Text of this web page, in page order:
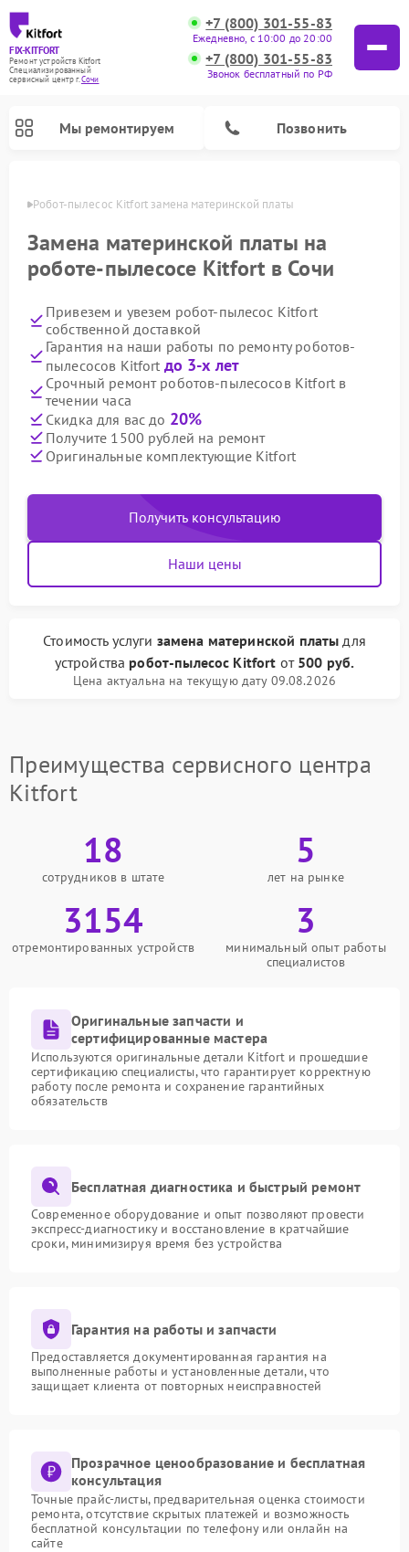
FIX-KITFORT
Ремонт устройств Kitfort
Специализированный
cервисный центр г.Сочи
+7 (800) 301-55-83
Ежедневно, с 10:00 до 20:00
+7 (800) 301-55-83
Звонок бесплатный по РФ
Мы ремонтируем Позвонить
Робот-пылесос Kitfort замена материнской платы
Замена материнской платы на
роботе-пылесосе Kitfort в Сочи
Привезем и увезем робот-пылесос Kitfort
собственной доставкой
Гарантия на наши работы по ремонту роботов-
пылесосов Kitfort до 3-х лет
Срочный ремонт роботов-пылесосов Kitfort в
течении часа
Скидка для вас до 20%
Получите 1500 рублей на ремонт
Оригинальные комплектующие Kitfort
Получить консультацию
Наши цены
Стоимость услуги замена материнской платы для
устройства робот-пылесос Kitfort от 500 руб.
Цена актуальна на текущую дату 09.08.2026
Преимущества сервисного центра
Kitfort
18
сотрудников в штате
5
лет на рынке
3154
отремонтированных устройств
3
минимальный опыт работы
специалистов
Оригинальные запчасти и
сертифицированные мастера
Используются оригинальные детали Kitfort и прошедшие
сертификацию специалисты, что гарантирует корректную
работу после ремонта и сохранение гарантийных
обязательств
Бесплатная диагностика и быстрый ремонт
Современное оборудование и опыт позволяют провести
экспресс-диагностику и восстановление в кратчайшие
сроки, минимизируя время без устройства
Гарантия на работы и запчасти
Предоставляется документированная гарантия на
выполненные работы и установленные детали, что
защищает клиента от повторных неисправностей
Прозрачное ценообразование и бесплатная
консультация
Точные прайс-листы, предварительная оценка стоимости
ремонта, отсутствие скрытых платежей и возможность
бесплатной консультации по телефону или онлайн на
сайте